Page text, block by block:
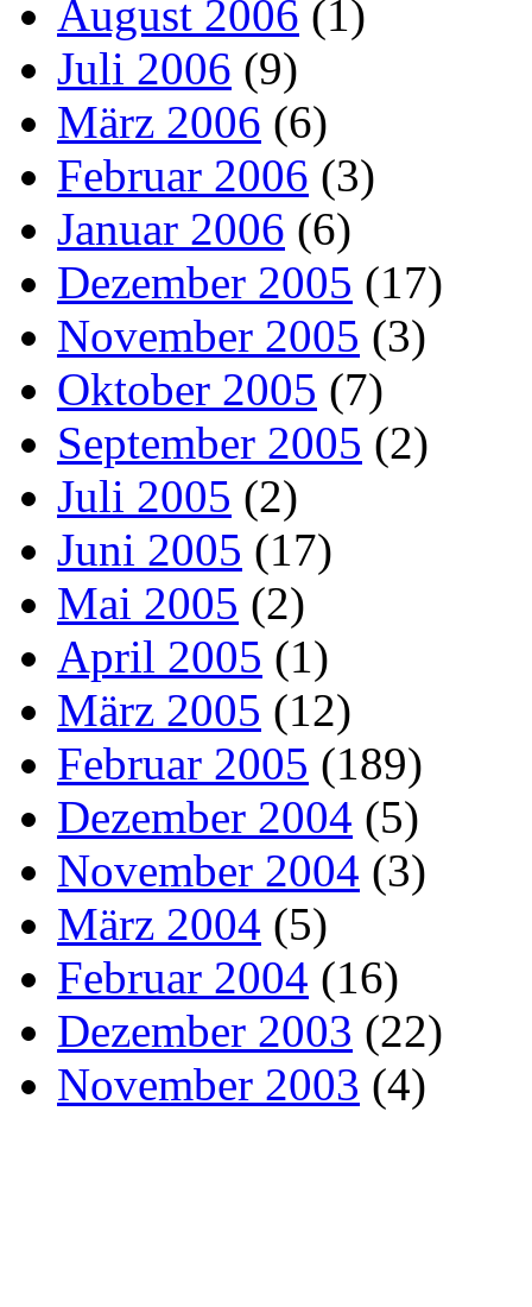
August 2006 (1)
Juli 2006 (9)
März 2006 (6)
Februar 2006 (3)
Januar 2006 (6)
Dezember 2005 (17)
November 2005 (3)
Oktober 2005 (7)
September 2005 (2)
Juli 2005 (2)
Juni 2005 (17)
Mai 2005 (2)
April 2005 (1)
März 2005 (12)
Februar 2005 (189)
Dezember 2004 (5)
November 2004 (3)
März 2004 (5)
Februar 2004 (16)
Dezember 2003 (22)
November 2003 (4)